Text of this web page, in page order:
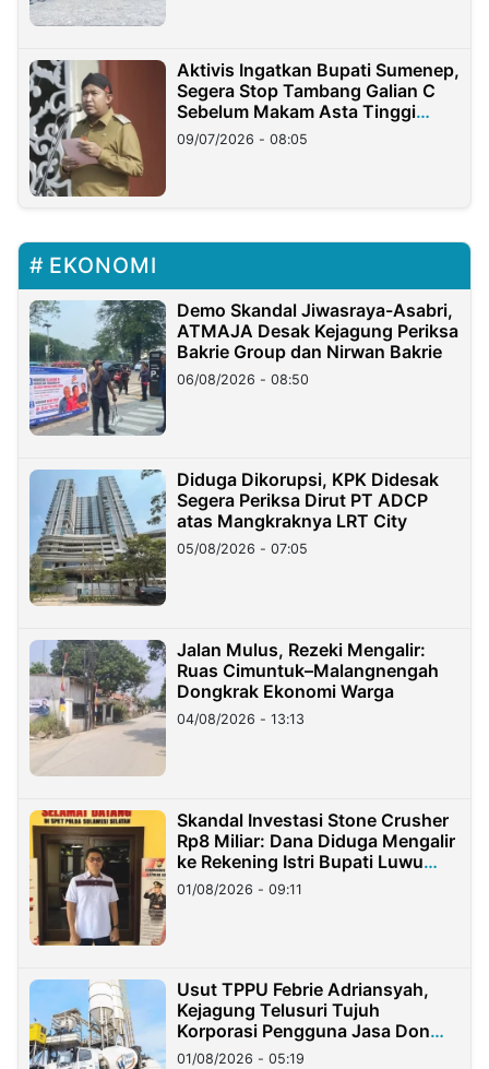
Aktivis Ingatkan Bupati Sumenep,
Segera Stop Tambang Galian C
Sebelum Makam Asta Tinggi
Longsor
09/07/2026 - 08:05
EKONOMI
Demo Skandal Jiwasraya-Asabri,
ATMAJA Desak Kejagung Periksa
Bakrie Group dan Nirwan Bakrie
06/08/2026 - 08:50
Diduga Dikorupsi, KPK Didesak
Segera Periksa Dirut PT ADCP
atas Mangkraknya LRT City
05/08/2026 - 07:05
Jalan Mulus, Rezeki Mengalir:
Ruas Cimuntuk–Malangnengah
Dongkrak Ekonomi Warga
04/08/2026 - 13:13
Skandal Investasi Stone Crusher
Rp8 Miliar: Dana Diduga Mengalir
ke Rekening Istri Bupati Luwu
Timur
01/08/2026 - 09:11
Usut TPPU Febrie Adriansyah,
Kejagung Telusuri Tujuh
Korporasi Pengguna Jasa Don
Ritto
01/08/2026 - 05:19